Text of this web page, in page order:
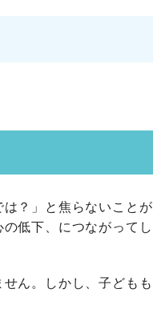
？」と焦らないことが
低下、につながってし
ん。しかし、子どもも